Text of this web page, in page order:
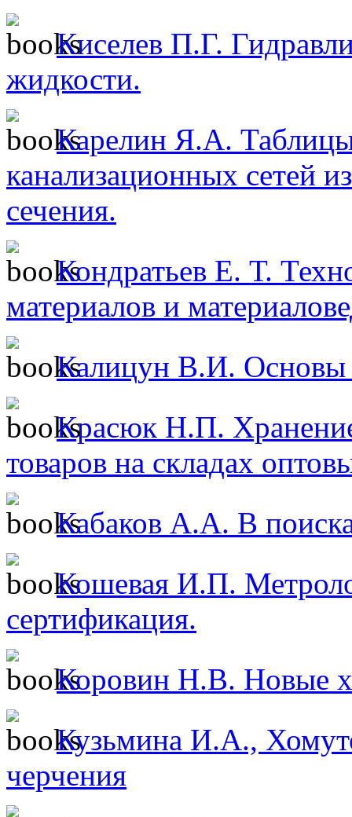
Киселев П.Г.
жидкости.
Карелин Я.А. Таблицы
канализационных сетей
сечения.
Кондратьев Е. Т.
материалов и
Калицун В.И. Основы
Красюк Н.П.
товаров на складах
Кабаков А.А. В
Кошевая И.П.
сертификация.
Коровин Н.В. Новые
Кузьмина И.А.,
черчения